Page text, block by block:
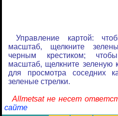
Управление картой:
масштаб, щелкните
черным крестиком;
масштаб, щелкните зеленую
для просмотра соседних
зеленые стрелки.
Allmetsat не несет
сайте